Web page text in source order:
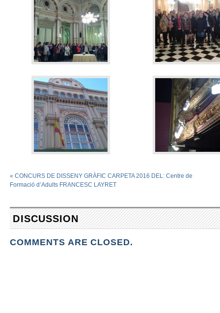
« CONCURS DE DISSENY GRÀFIC CARPETA 2016 DEL: Centre de
Formació d’Adults FRANCESC LAYRET
DISCUSSION
COMMENTS ARE CLOSED.